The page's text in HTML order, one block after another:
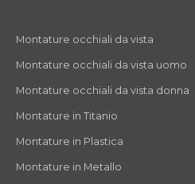
Montature occhiali da vista
Montature occhiali da vista uomo
Montature occhiali da vista donna
Montature in Titanio
Montature in Plastica
Montature in Metallo